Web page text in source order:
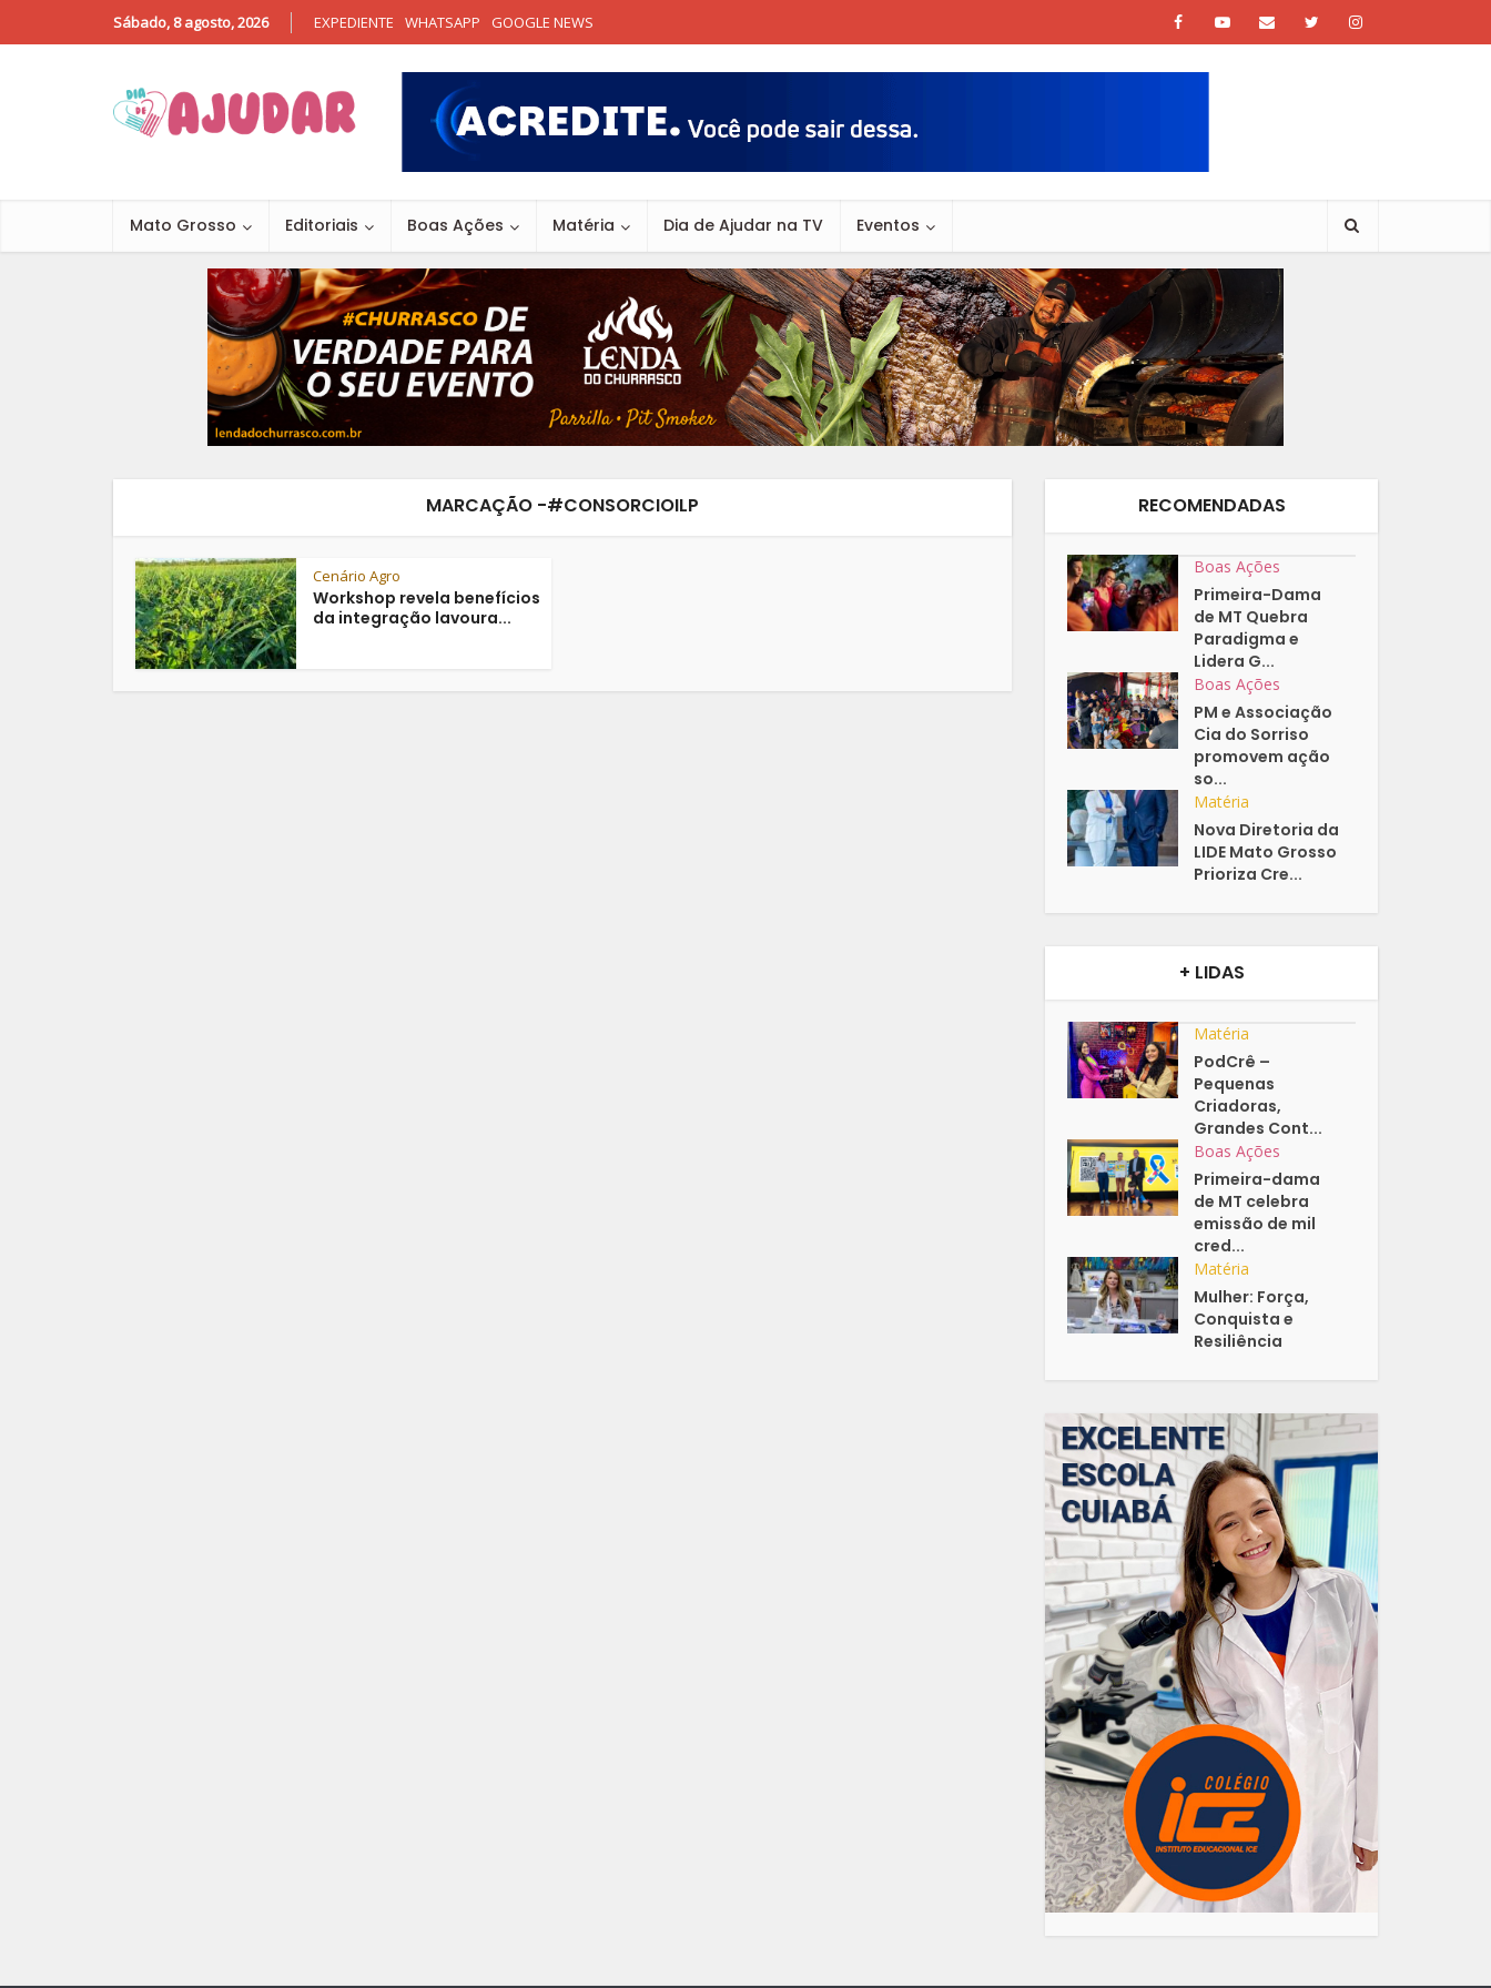
Sábado, 8 agosto, 2026 EXPEDIENTE WHATSAPP GOOGLE NEWS
Mato Grosso Editoriais Boas Ações Matéria Dia de Ajudar na TV Eventos
MARCAÇÃO -#CONSORCIOILP
Cenário Agro
Workshop revela benefícios
da integração lavoura...
RECOMENDADAS
Boas Ações
Primeira-Dama
de MT Quebra
Paradigma e
Lidera G...
Boas Ações
PM e Associação
Cia do Sorriso
promovem ação
so...
Matéria
Nova Diretoria da
LIDE Mato Grosso
Prioriza Cre...
+ LIDAS
Matéria
PodCrê –
Pequenas
Criadoras,
Grandes Cont...
Boas Ações
Primeira-dama
de MT celebra
emissão de mil
cred...
Matéria
Mulher: Força,
Conquista e
Resiliência